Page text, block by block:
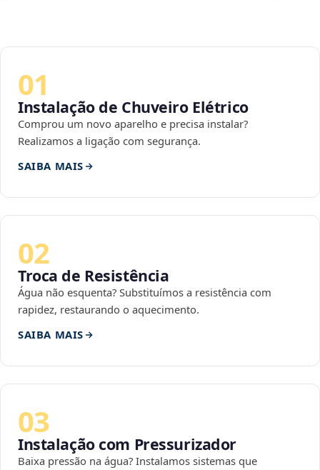
01
Instalação de Chuveiro Elétrico
Comprou um novo aparelho e precisa instalar?
Realizamos a ligação com segurança.
SAIBA MAIS
02
Troca de Resistência
Água não esquenta? Substituímos a resistência com
rapidez, restaurando o aquecimento.
SAIBA MAIS
03
Instalação com Pressurizador
Baixa pressão na água? Instalamos sistemas que